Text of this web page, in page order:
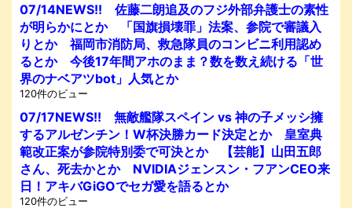
07/14NEWS!! 佐藤二朗追及のフジ外部弁護士の素性
が明らかにとか 「国旗損壊罪」法案、参院で審議入
りとか 福岡市消防局、救急隊員のコンビニ利用認め
るとか 今後17年間アホのまま？数を数え続ける「世
界のナベアツbot」人気とか
120件のビュー
07/17NEWS!! 無敵艦隊スペイン vs 神の子メッシ擁
するアルゼンチン！W杯決勝カード決定とか 皇室典
範改正案が参院特別委で可決とか 【芸能】山田五郎
さん、死去かとか NVIDIAジェンスン・フアンCEO来
日！アキバGiGOでセガ愛を語るとか
120件のビュー